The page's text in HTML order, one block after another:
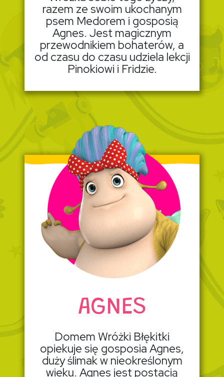
razem ze swoim ukochanym
psem Medorem i gosposią
Agnes. Jest magicznym
przewodnikiem bohaterów, a
od czasu do czasu udziela lekcji
Pinokiowi i Fridzie.
AGNES
Domem Wróżki Błękitki
opiekuje się gosposia Agnes,
duży ślimak w nieokreślonym
wieku. Agnes jest postacią